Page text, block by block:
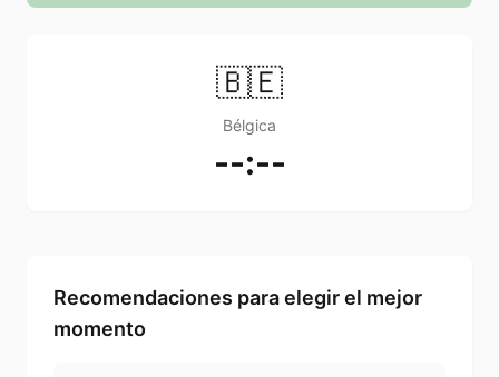
🇧🇪
Bélgica
--:--
Recomendaciones para elegir el mejor
momento